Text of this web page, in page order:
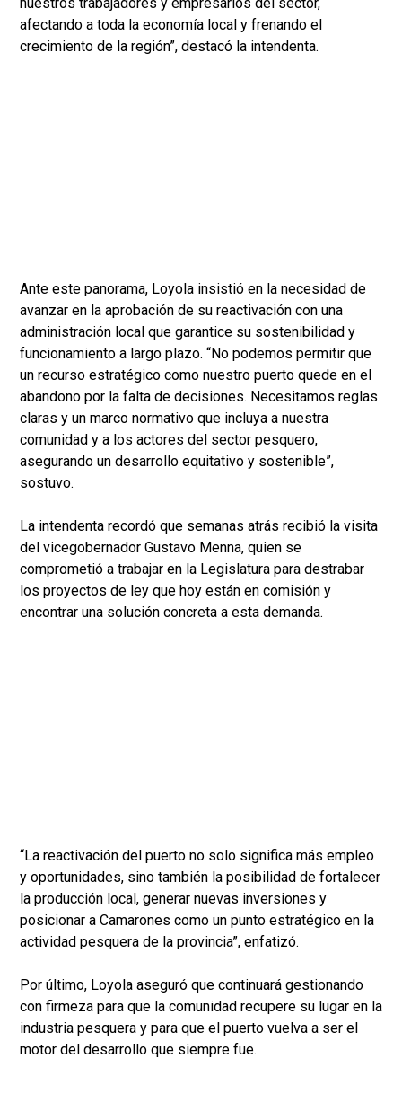
afectando a toda la economía local y frenando el
crecimiento de la región”, destacó la intendenta.
Ante este panorama, Loyola insistió en la necesidad de
avanzar en la aprobación de su reactivación con una
administración local que garantice su sostenibilidad y
funcionamiento a largo plazo. “No podemos permitir que
un recurso estratégico como nuestro puerto quede en el
abandono por la falta de decisiones. Necesitamos reglas
claras y un marco normativo que incluya a nuestra
comunidad y a los actores del sector pesquero,
asegurando un desarrollo equitativo y sostenible”,
sostuvo.
La intendenta recordó que semanas atrás recibió la visita
del vicegobernador Gustavo Menna, quien se
comprometió a trabajar en la Legislatura para destrabar
los proyectos de ley que hoy están en comisión y
encontrar una solución concreta a esta demanda.
“La reactivación del puerto no solo significa más empleo
y oportunidades, sino también la posibilidad de fortalecer
la producción local, generar nuevas inversiones y
posicionar a Camarones como un punto estratégico en la
actividad pesquera de la provincia”, enfatizó.
Por último, Loyola aseguró que continuará gestionando
con firmeza para que la comunidad recupere su lugar en la
industria pesquera y para que el puerto vuelva a ser el
motor del desarrollo que siempre fue.